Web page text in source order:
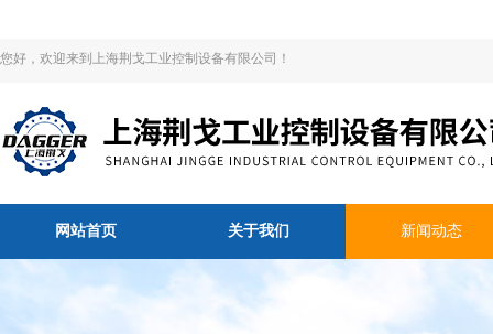
您好，欢迎来到上海荆戈工业控制设备有限公司！
网站首页 关于我们 新闻动态